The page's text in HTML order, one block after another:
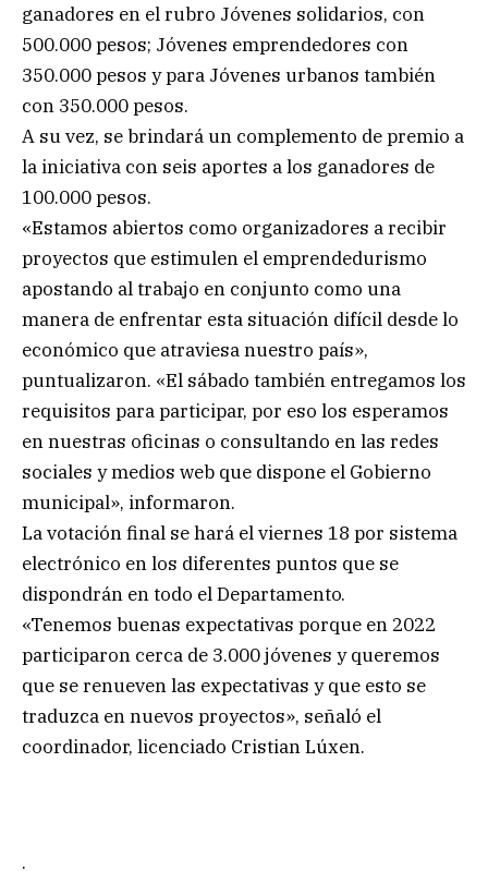
ganadores en el rubro Jóvenes solidarios, con
500.000 pesos; Jóvenes emprendedores con
350.000 pesos y para Jóvenes urbanos también
con 350.000 pesos.
A su vez, se brindará un complemento de premio a
la iniciativa con seis aportes a los ganadores de
100.000 pesos.
«Estamos abiertos como organizadores a recibir
proyectos que estimulen el emprendedurismo
apostando al trabajo en conjunto como una
manera de enfrentar esta situación difícil desde lo
económico que atraviesa nuestro país»,
puntualizaron. «El sábado también entregamos los
requisitos para participar, por eso los esperamos
en nuestras oficinas o consultando en las redes
sociales y medios web que dispone el Gobierno
municipal», informaron.
La votación final se hará el viernes 18 por sistema
electrónico en los diferentes puntos que se
dispondrán en todo el Departamento.
«Tenemos buenas expectativas porque en 2022
participaron cerca de 3.000 jóvenes y queremos
que se renueven las expectativas y que esto se
traduzca en nuevos proyectos», señaló el
coordinador, licenciado Cristian Lúxen.
.